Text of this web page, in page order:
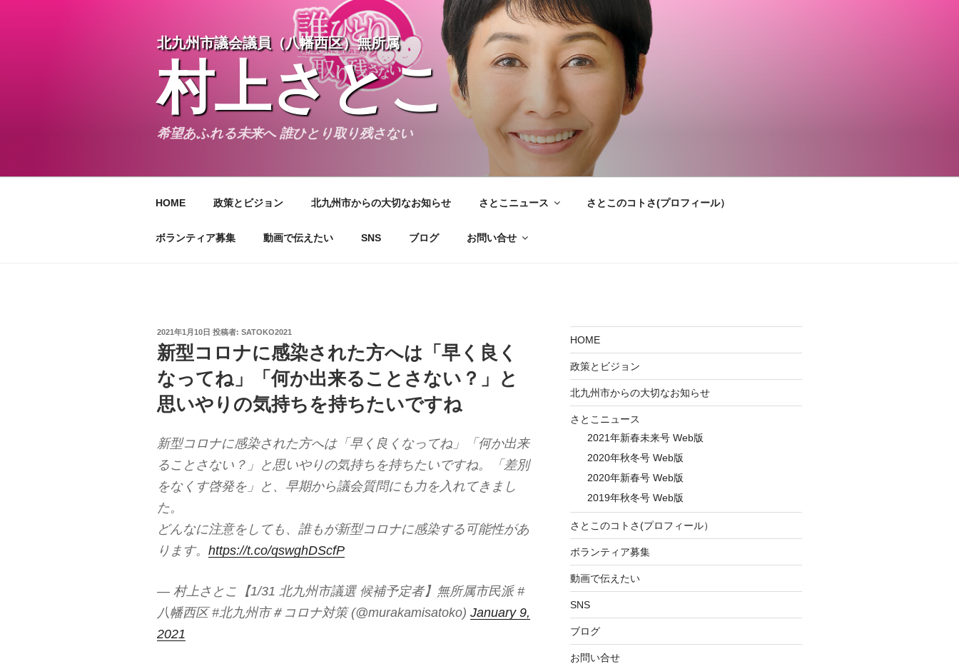
北九州市議会議員（八幡西区）無所属
村上さとこ
希望あふれる未来へ 誰ひとり取り残さない
HOME 政策とビジョン 北九州市からの大切なお知らせ さとこニュース さとこのコトさ(プロフィール）
ボランティア募集 動画で伝えたい SNS ブログ お問い合せ
投
稿
日:
2021年1月10日 投稿者: SATOKO2021
新型コロナに感染された方へは「早く良く
なってね」「何か出来ることさない？」と
思いやりの気持ちを持ちたいですね
新型コロナに感染された方へは「早く良くなってね」「何か出来
ることさない？」と思いやりの気持ちを持ちたいですね。「差別
をなくす啓発を」と、早期から議会質問にも力を入れてきまし
た。
どんなに注意をしても、誰もが新型コロナに感染する可能性があ
ります。 https://t.co/qswghDScfP
— 村上さとこ【1/31 北九州市議選 候補予定者】無所属市民派 #
八幡西区 #北九州市＃コロナ対策 (@murakamisatoko) January 9,
2021
HOME
政策とビジョン
北九州市からの大切なお知らせ
さとこニュース
2021年新春未来号 Web版
2020年秋冬号 Web版
2020年新春号 Web版
2019年秋冬号 Web版
さとこのコトさ(プロフィール）
ボランティア募集
動画で伝えたい
SNS
ブログ
お問い合せ